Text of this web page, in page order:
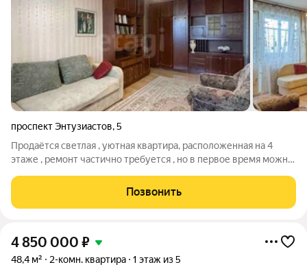
проспект Энтузиастов,5
Продаётся светлая , уютная квартира, расположенная на 4
этаже , ремонт частично требуется , но в первое время можно
Главное преимущество это удобное расположение дома и
развитая инфраструктура.
Позвонить
4 850 000 ₽
48,4 м² 2-комн. квартира 1 этаж из 5